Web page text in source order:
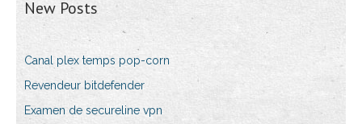
New Posts
Canal plex temps pop-corn
Revendeur bitdefender
Examen de secureline vpn